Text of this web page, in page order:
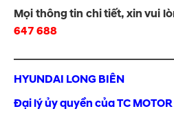
Mọi thông tin chi tiết, xin vui
647 688
HYUNDAI LONG BIÊN
Đại lý ủy quyền của TC MOTOR